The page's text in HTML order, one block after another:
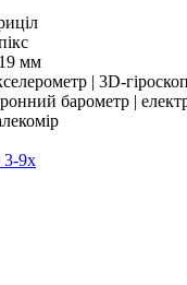
19 мм
| 3D-
барометр |
3-9x